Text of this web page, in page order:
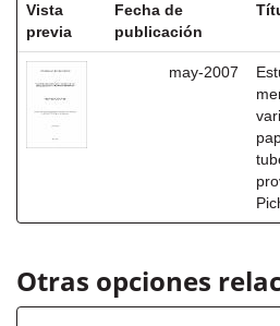
Vista
previa
Fecha de
publicación
may-2007
Otras opciones